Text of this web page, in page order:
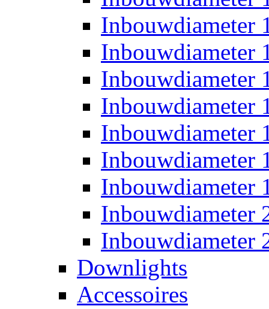
Inbouwdiameter
Inbouwdiameter
Inbouwdiameter
Inbouwdiameter
Inbouwdiameter
Inbouwdiameter
Inbouwdiameter
Inbouwdiameter
Inbouwdiameter
Downlights
Accessoires